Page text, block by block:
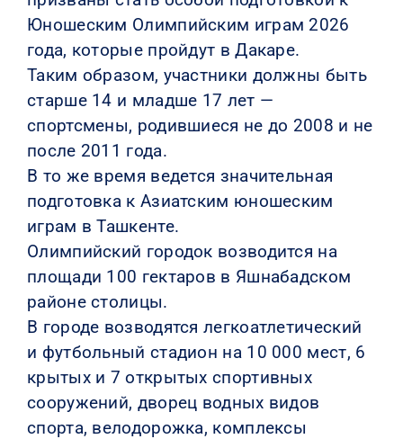
Юношеским Олимпийским играм 2026
года, которые пройдут в Дакаре.
Таким образом, участники должны быть
старше 14 и младше 17 лет —
спортсмены, родившиеся не до 2008 и не
после 2011 года.
В то же время ведется значительная
подготовка к Азиатским юношеским
играм в Ташкенте.
Олимпийский городок возводится на
площади 100 гектаров в Яшнабадском
районе столицы.
В городе возводятся легкоатлетический
и футбольный стадион на 10 000 мест, 6
крытых и 7 открытых спортивных
сооружений, дворец водных видов
спорта, велодорожка, комплексы